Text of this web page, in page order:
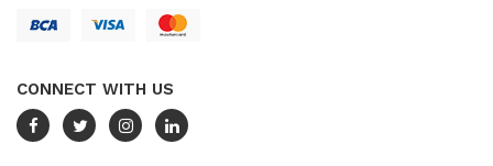
CONNECT WITH US